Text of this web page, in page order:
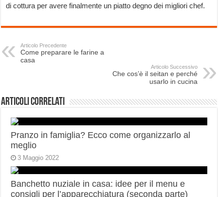
di cottura per avere finalmente un piatto degno dei migliori chef.
Articolo Precedente
Come preparare le farine a
casa
Articolo Successivo
Che cos’è il seitan e perché
usarlo in cucina
Articoli correlati
Pranzo in famiglia? Ecco come organizzarlo al
meglio
3 Maggio 2022
Banchetto nuziale in casa: idee per il menu e
consigli per l’apparecchiatura (seconda parte)